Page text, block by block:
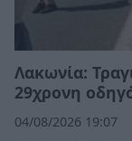
Λακωνία:
29χρονη
04/08/2026 19:07